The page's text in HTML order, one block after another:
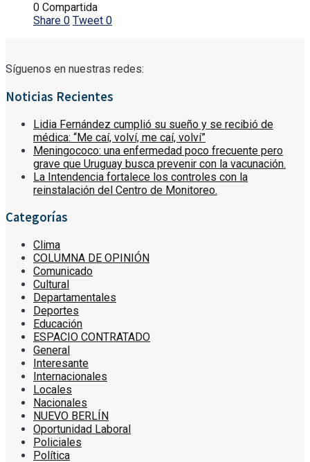
0 Compartida
Share 0 Tweet 0
Síguenos en nuestras redes:
Noticias Recientes
Lidia Fernández cumplió su sueño y se recibió de
médica: “Me caí, volví, me caí, volví”
Meningococo: una enfermedad poco frecuente pero
grave que Uruguay busca prevenir con la vacunación.
La Intendencia fortalece los controles con la
reinstalación del Centro de Monitoreo.
Categorías
Clima
COLUMNA DE OPINIÓN
Comunicado
Cultural
Departamentales
Deportes
Educación
ESPACIO CONTRATADO
General
Interesante
Internacionales
Locales
Nacionales
NUEVO BERLÍN
Oportunidad Laboral
Policiales
Política